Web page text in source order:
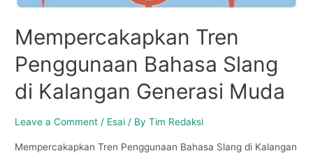
Mempercakapkan Tren
Penggunaan Bahasa Slang
di Kalangan Generasi Muda
Leave a Comment / Esai / ByTim Redaksi
Mempercakapkan Tren Penggunaan Bahasa Slang di Kalangan